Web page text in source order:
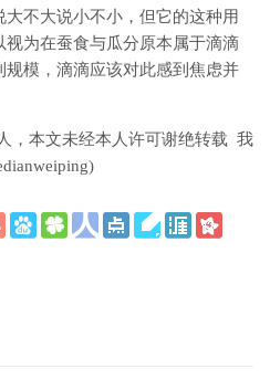
不大说小不小，但它的这种用
视为在蚕食与瓜分原本属于滴滴
模，滴滴应该对此感到焦虑并
，本文未经本人许可谢绝转载 我